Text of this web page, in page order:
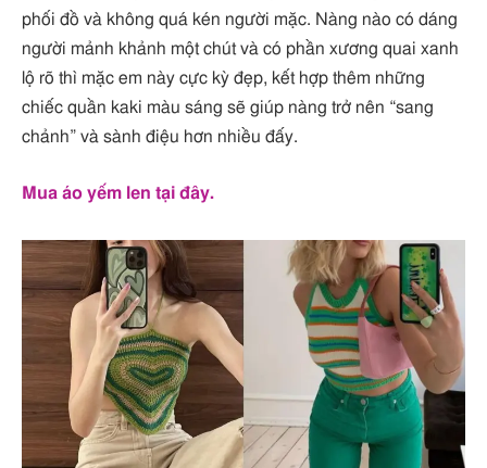
phối đồ và không quá kén người mặc. Nàng nào có dáng
người mảnh khảnh một chút và có phần xương quai xanh
lộ rõ thì mặc em này cực kỳ đẹp, kết hợp thêm những
chiếc quần kaki màu sáng sẽ giúp nàng trở nên “sang
chảnh” và sành điệu hơn nhiều đấy.
Mua áo yếm len tại đây.